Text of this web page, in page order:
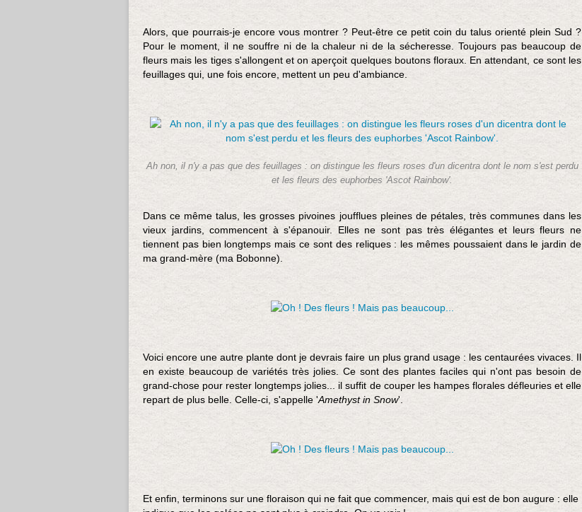
Alors, que pourrais-je encore vous montrer ? Peut-être ce petit coin du talus orienté plein Sud ?
Pour le moment, il ne souffre ni de la chaleur ni de la sécheresse. Toujours pas beaucoup de
fleurs mais les tiges s'allongent et on aperçoit quelques boutons floraux. En attendant, ce sont les
feuillages qui, une fois encore, mettent un peu d'ambiance.
Ah non, il n'y a pas que des feuillages : on distingue les fleurs roses d'un dicentra dont le nom s'est perdu
et les fleurs des euphorbes 'Ascot Rainbow'.
Dans ce même talus, les grosses pivoines joufflues pleines de pétales, très communes dans les
vieux jardins, commencent à s'épanouir. Elles ne sont pas très élégantes et leurs fleurs ne
tiennent pas bien longtemps mais ce sont des reliques : les mêmes poussaient dans le jardin de
ma grand-mère (ma Bobonne).
Voici encore une autre plante dont je devrais faire un plus grand usage : les centaurées vivaces. Il
en existe beaucoup de variétés très jolies. Ce sont des plantes faciles qui n'ont pas besoin de
grand-chose pour rester longtemps jolies... il suffit de couper les hampes florales défleuries et elle
repart de plus belle. Celle-ci, s'appelle 'Amethyst in Snow'.
Et enfin, terminons sur une floraison qui ne fait que commencer, mais qui est de bon augure : elle